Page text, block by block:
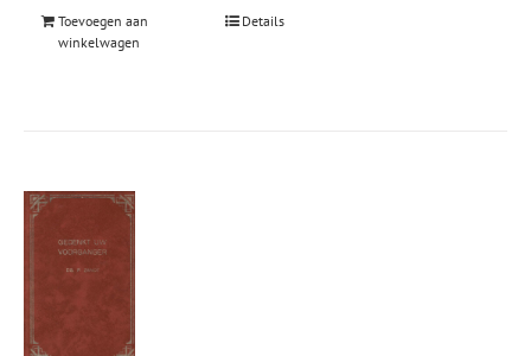
Toevoegen aan
winkelwagen
Details